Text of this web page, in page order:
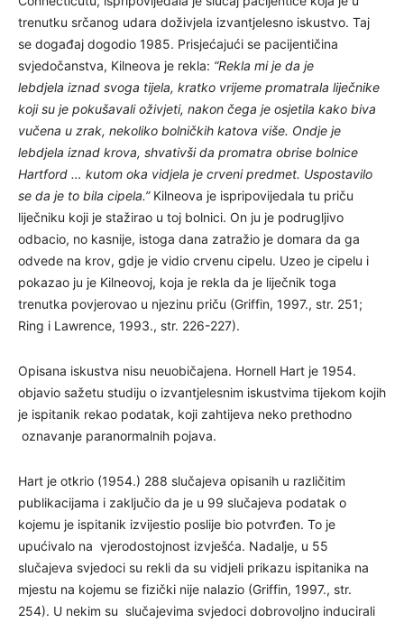
trenutku srčanog udara doživjela izvantjelesno iskustvo. Taj
se događaj dogodio 1985. Prisjećajući se pacijentičina
svjedočanstva, Kilneova je rekla: “Rekla mi je da je
lebdjela iznad svoga tijela, kratko vrijeme promatrala liječnike
koji su je pokušavali oživjeti, nakon čega je osjetila kako biva
vučena u zrak, nekoliko bolničkih katova više. Ondje je
lebdjela iznad krova, shvativši da promatra obrise bolnice
Hartford … kutom oka vidjela je crveni predmet. Uspostavilo
se da je to bila cipela.”Kilneova je ispripovijedala tu priču
liječniku koji je stažirao u toj bolnici. On ju je podrugljivo
odbacio, no kasnije, istoga dana zatražio je domara da ga
odvede na krov, gdje je vidio crvenu cipelu. Uzeo je cipelu i
pokazao ju je Kilneovoj, koja je rekla da je liječnik toga
trenutka povjerovao u njezinu priču (Griffin, 1997., str. 251;
Ring i Lawrence, 1993., str. 226-227).
Opisana iskustva nisu neuobičajena. Hornell Hart je 1954.
objavio sažetu studiju o izvantjelesnim iskustvima tijekom kojih
je ispitanik rekao podatak, koji zahtijeva neko prethodno
oznavanje paranormalnih pojava.
Hart je otkrio (1954.) 288 slučajeva opisanih u različitim
publikacijama i zaključio da je u 99 slučajeva podatak o
kojemu je ispitanik izvijestio poslije bio potvrđen. To je
upućivalo na vjerodostojnost izvješća. Nadalje, u 55
slučajeva svjedoci su rekli da su vidjeli prikazu ispitanika na
mjestu na kojemu se fizički nije nalazio (Griffin, 1997., str.
254). U nekim su slučajevima svjedoci dobrovoljno inducirali